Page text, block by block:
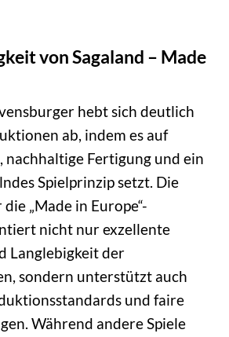
von Sagaland – Made
hebt sich deutlich
ab, indem es auf
nachhaltige Fertigung und ein
Spielprinzip setzt. Die
„Made in Europe“-
nicht nur exzellente
Langlebigkeit der
sondern unterstützt auch
und faire
Während andere Spiele